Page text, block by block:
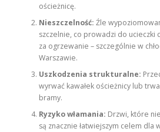
ościeżnicę.
Nieszczelność: Źle
szczelnie, co prowadzi do ucieczki
za ogrzewanie – szczególnie w
Warszawie.
Uszkodzenia strukturalne:
wyrwać kawałek ościeżnicy lub
bramy.
Ryzyko włamania: Drzwi, które
są znacznie łatwiejszym celem dla